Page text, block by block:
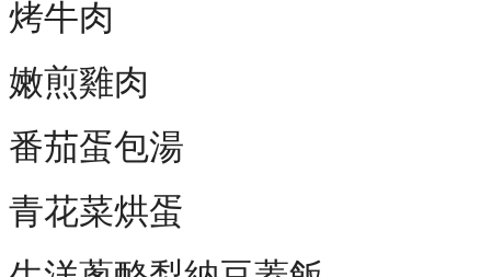
烤牛肉
嫩煎雞肉
番茄蛋包湯
青花菜烘蛋